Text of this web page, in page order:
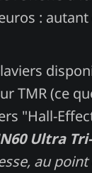
:
TMR (ce
"Hall-
Ultra
au